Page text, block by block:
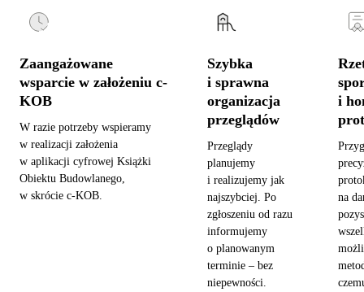
Zaangażowane
wsparcie w założeniu c-
KOB
W razie potrzeby wspieramy
w realizacji założenia
w aplikacji cyfrowej Książki
Obiektu Budowlanego,
w skrócie c-KOB.
Szybka
i sprawna
organizacja
przeglądów
Przeglądy
planujemy
i realizujemy jak
najszybciej. Po
zgłoszeniu od razu
informujemy
o planowanym
terminie – bez
niepewności.
i
na